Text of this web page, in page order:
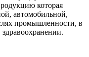
которая
автомобильной,
промышленности, в
здравоохранении.